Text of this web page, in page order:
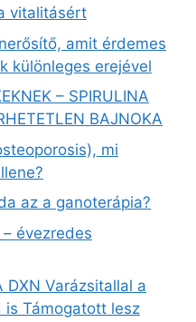
vitalitásért
amit érdemes
különleges erejével
– SPIRULINA
BAJNOKA
mi
az a ganoterápia?
évezredes
DXN Varázsitallal a
is Támogatott lesz